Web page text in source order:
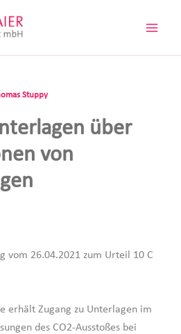
Stuppy
über
von
vom 26.04.2021 zum Urteil 10 C
erhält Zugang zu Unterlagen im
des CO2-Ausstoßes bei